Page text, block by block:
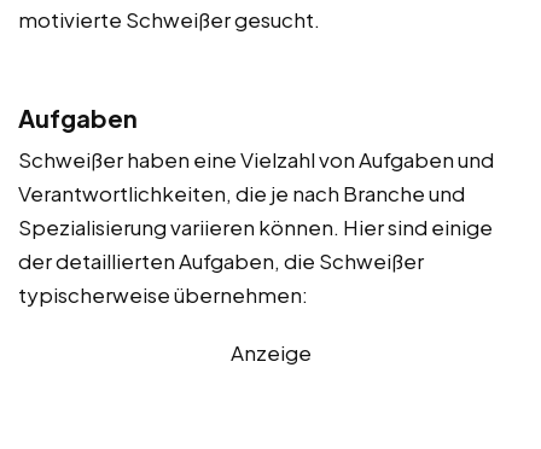
motivierte Schweißer gesucht.
Aufgaben
Schweißer haben eine Vielzahl von Aufgaben und
Verantwortlichkeiten, die je nach Branche und
Spezialisierung variieren können. Hier sind einige
der detaillierten Aufgaben, die Schweißer
typischerweise übernehmen:
Anzeige